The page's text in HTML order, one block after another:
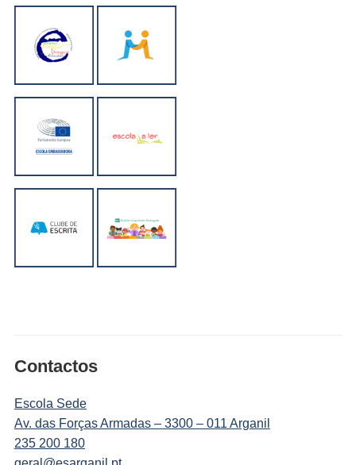
Contactos
Escola Sede
Av. das Forças Armadas – 3300 – 011 Arganil
235 200 180